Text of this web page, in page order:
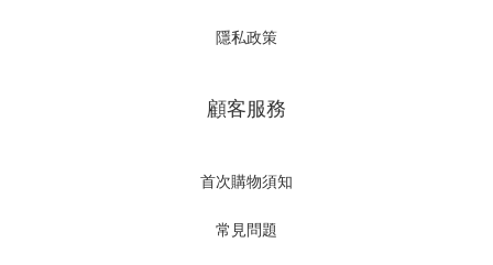
隱私政策
顧客服務
首次購物須知
常見問題